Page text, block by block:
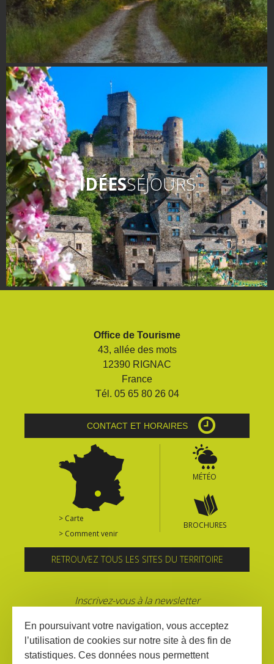
IDÉESSÉJOURS
Office de Tourisme
43, allée des mots
12390 RIGNAC
France
Tél. 05 65 80 26 04
CONTACT ET HORAIRES
> Carte
> Comment venir
MÉTÉO
BROCHURES
RETROUVEZ TOUS LES SITES DU TERRITOIRE
Inscrivez-vous à la newsletter
En poursuivant votre navigation, vous acceptez
l’utilisation de cookies sur notre site à des fin de
statistiques. Ces données nous permettent